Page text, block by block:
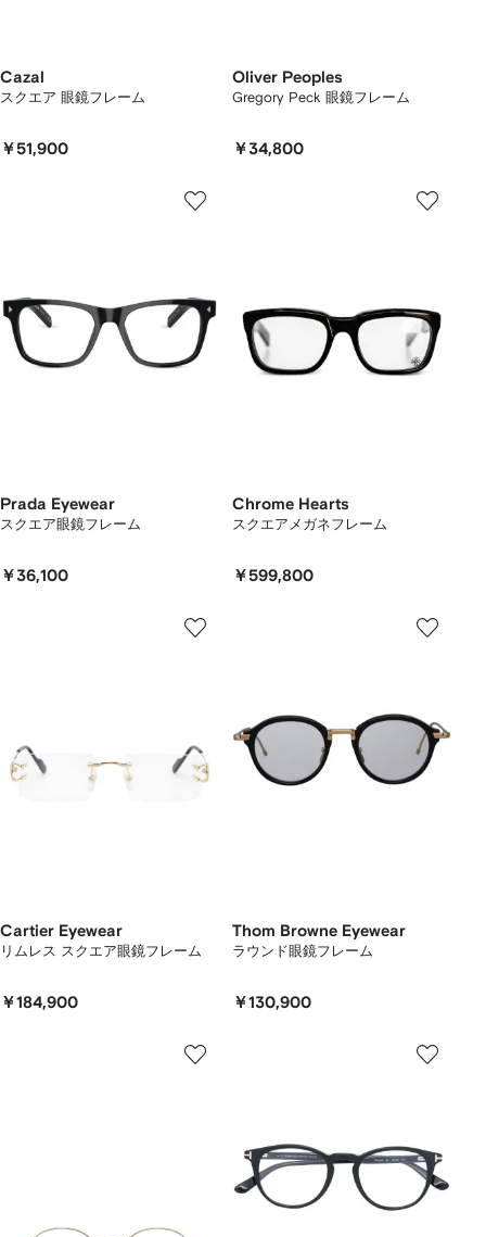
Cazal
スクエア 眼鏡フレーム
￥51,900
Oliver Peoples
Gregory Peck 眼鏡フレーム
￥34,800
Prada Eyewear
スクエア眼鏡フレーム
￥36,100
Chrome Hearts
スクエアメガネフレーム
￥599,800
Cartier Eyewear
リムレス スクエア眼鏡フレーム
￥184,900
Thom Browne Eyewear
ラウンド眼鏡フレーム
￥130,900